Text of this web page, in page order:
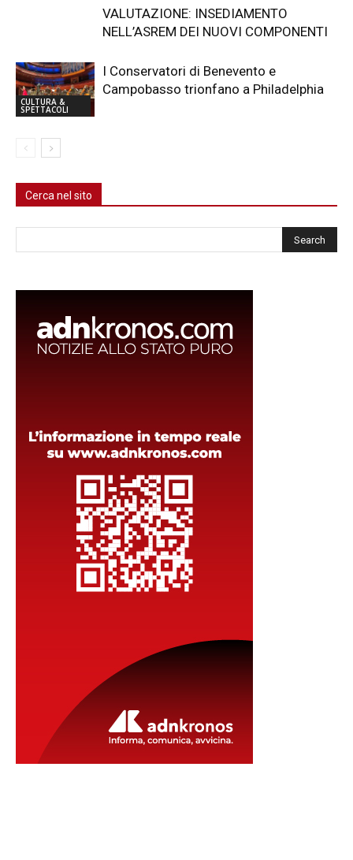
VALUTAZIONE: INSEDIAMENTO
NELL’ASREM DEI NUOVI COMPONENTI
CULTURA &
SPETTACOLI
I Conservatori di Benevento e
Campobasso trionfano a Philadelphia
Cerca nel sito